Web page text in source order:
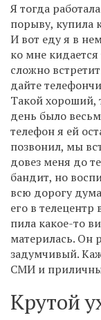
Я тогда
порыву, купила
И вот еду я в
ко мне
сложно
дайте
Такой хороший,
день было
телефон я ей
позвонил, мы
довез меня до
бандит, но
всю дорогу
его в телецентр
пила какое-то
материлась. Он
задумчивый.
СМИ и
Крутой